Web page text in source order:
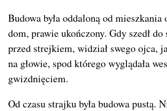
Budowa była oddaloną od
dom, prawie ukończony. Gdy szedł
przed strejkiem, widział swego ojca,
na głowie, spod którego wyglądała
gwizdnięciem.
Od czasu strajku była budowa pustą.